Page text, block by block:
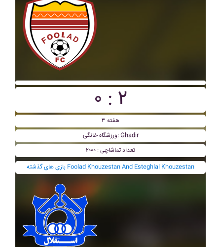
۰ : ۲
هفته ۳
ورزشگاه خانگی: Ghadir
تعداد تماشاچی : ۲۰۰۰
بازی های گذشته Foolad Khouzestan And Esteghlal Khouzestan